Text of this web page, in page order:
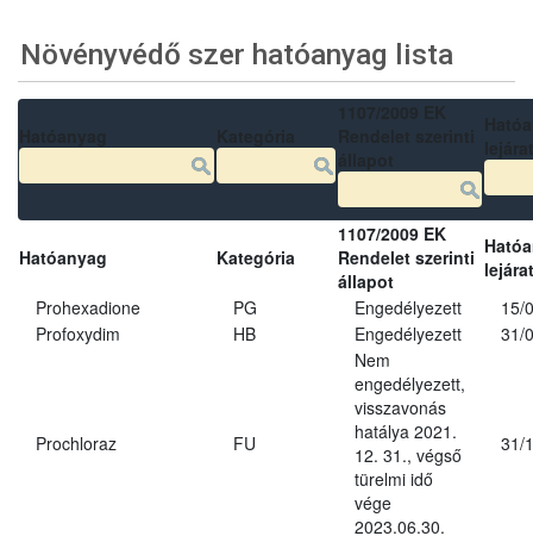
Növényvédő szer hatóanyag lista
Hatóanyag Kategória
1107/2009 EK
Rendelet szerinti
állapot
Prohexadione
PG Engedélyezett
15/
Profoxydim
HB Engedélyezett 31/
Prochloraz FU
Nem
engedélyezett,
visszavonás
hatálya 2021.
12. 31., végső
türelmi idő
vége
2023.06.30.
31/